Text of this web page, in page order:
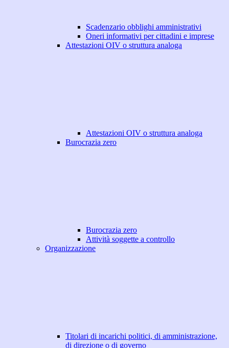
Scadenzario obblighi amministrativi
Oneri informativi per cittadini e imprese
Attestazioni OIV o struttura analoga
Attestazioni OIV o struttura analoga
Burocrazia zero
Burocrazia zero
Attività soggette a controllo
Organizzazione
Titolari di incarichi politici, di amministrazione,
di direzione o di governo